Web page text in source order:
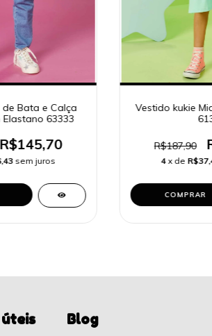
Bata e Calça
63333
R$145,70
sem juros
Vestido kukie
R$187,90
4 x de
COMPRAR
Blog